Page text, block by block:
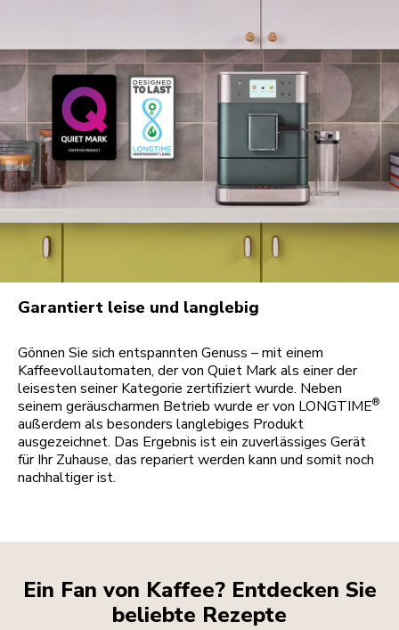
Garantiert leise und langlebig
Gönnen Sie sich entspannten Genuss – mit einem
Kaffeevollautomaten, der von Quiet Mark als einer der
leisesten seiner Kategorie zertifiziert wurde. Neben
seinem geräuscharmen Betrieb wurde er von LONGTIME®
außerdem als besonders langlebiges Produkt
ausgezeichnet. Das Ergebnis ist ein zuverlässiges Gerät
für Ihr Zuhause, das repariert werden kann und somit noch
nachhaltiger ist.
Ein Fan von Kaffee? Entdecken Sie
beliebte Rezepte